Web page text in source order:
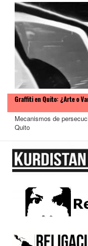
Graffiti en Quito: ¿Arte o
Mecanismos de
Quito